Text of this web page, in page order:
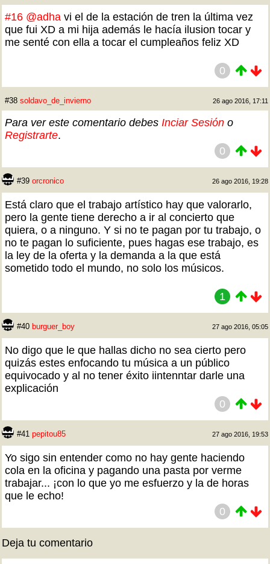
#16 @adha vi el de la estación de tren la última vez
que fui XD a mi hija además le hacía ilusion tocar y
me senté con ella a tocar el cumpleaños feliz XD
0
#38 soldavo_de_invierno 26 ago 2016, 17:11
Para ver este comentario debes Inciar Sesión o
Registrarte.
0
#39 orcronico 26 ago 2016, 19:28
Está claro que el trabajo artístico hay que valorarlo,
pero la gente tiene derecho a ir al concierto que
quiera, o a ninguno. Y si no te pagan por tu trabajo, o
no te pagan lo suficiente, pues hagas ese trabajo, es
la ley de la oferta y la demanda a la que está
sometido todo el mundo, no solo los músicos.
1
#40 burguer_boy 27 ago 2016, 05:05
No digo que le que hallas dicho no sea cierto pero
quizás estes enfocando tu música a un público
equivocado y al no tener éxito iintenntar darle una
explicación
0
#41 pepitou85 27 ago 2016, 19:53
Yo sigo sin entender como no hay gente haciendo
cola en la oficina y pagando una pasta por verme
trabajar... ¡con lo que yo me esfuerzo y la de horas
que le echo!
0
Deja tu comentario